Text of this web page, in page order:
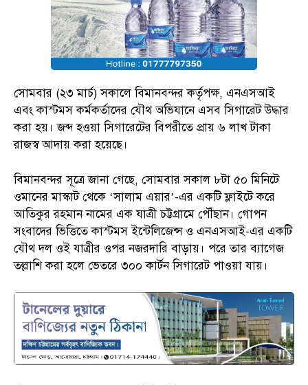
সোমবার (২৩ মার্চ) সকালে বিমানবন্দর কর্তৃপক্ষ, এনএসআই
এবং কাস্টমস কর্মকর্তাদের যৌথ অভিযানে এসব সিগারেট উদ্ধার
করা হয়। জব্দ হওয়া সিগারেটের বিপরীতে প্রায় ৬ লাখ টাকা
রাজস্ব আদায় করা হয়েছে।
বিমানবন্দর সূত্রে জানা গেছে, সোমবার সকাল ৮টা ৫০ মিনিটে
ওমানের মাস্কাট থেকে ‘সালাম এয়ার’-এর একটি ফ্লাইটে করে
আতিকুর রহমান নামের এক যাত্রী চট্টগ্রামে পৌঁছান। গোপন
সংবাদের ভিত্তিতে কাস্টমস ইন্টেলিজেন্স ও এনএসআই-এর একটি
যৌথ দল ওই যাত্রীর ওপর নজরদারি বাড়ায়। পরে তার ব্যাগেজ
তল্লাশি করা হলে ভেতরে ৩০০ কার্টন সিগারেট পাওয়া যায়।